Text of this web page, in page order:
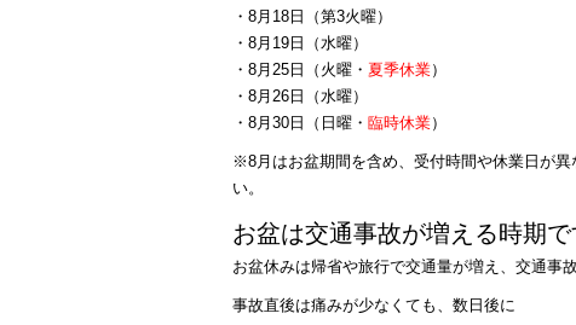
・8月18日（第3火曜）
・8月19日（水曜）
・8月25日（火曜・ 夏季休業）
・8月26日（水曜）
・8月30日（日曜・ 臨時休業）
※8月はお盆期間を含め、受付時間や休業日が
い。
お盆は交通事故が増える時期で
お盆休みは帰省や旅行で交通量が増え、交通事
事故直後は痛みが少なくても、数日後に